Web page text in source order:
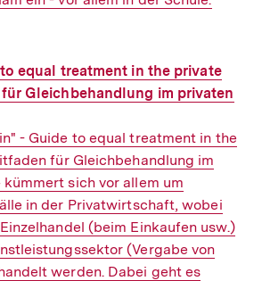
equal treatment in the private
Gleichbehandlung im privaten
- Guide to equal treatment in the
für Gleichbehandlung im
sich vor allem um
in der Privatwirtschaft, wobei
(beim Einkaufen usw.)
(Vergabe von
werden. Dabei geht es